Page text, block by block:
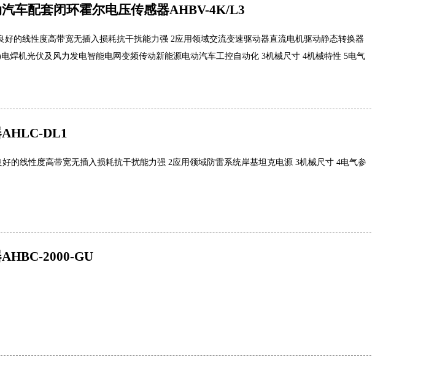
车配套闭环霍尔电压传感器AHBV-4K/L3
好的线性度高带宽无插入损耗抗干扰能力强 2应用领域交流变速驱动器直流电机驱动静态转换器
焊机光伏及风力发电智能电网变频传动新能源电动汽车工控自动化 3机械尺寸 4机械特性 5电气
AHLC-DL1
好的线性度高带宽无插入损耗抗干扰能力强 2应用领域防雷系统岸基坦克电源 3机械尺寸 4电气参
2000-GU